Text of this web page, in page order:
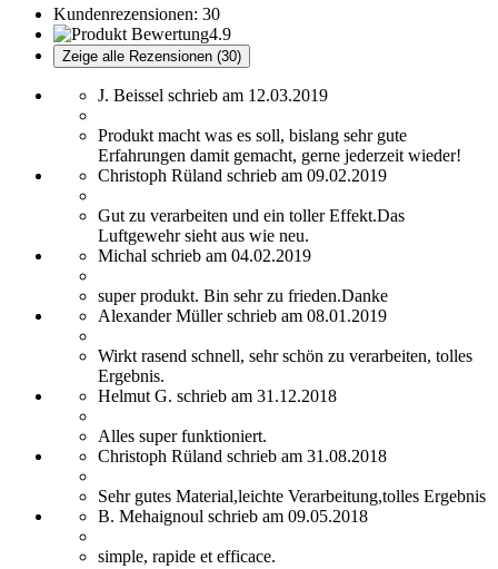
Kundenrezensionen: 30
4.9
Zeige alle Rezensionen (30)
J. Beissel schrieb am 12.03.2019
Produkt macht was es soll, bislang sehr gute
Erfahrungen damit gemacht, gerne jederzeit wieder!
Christoph Rüland schrieb am 09.02.2019
Gut zu verarbeiten und ein toller Effekt.Das
Luftgewehr sieht aus wie neu.
Michal schrieb am 04.02.2019
super produkt. Bin sehr zu frieden.Danke
Alexander Müller schrieb am 08.01.2019
Wirkt rasend schnell, sehr schön zu verarbeiten, tolles
Ergebnis.
Helmut G. schrieb am 31.12.2018
Alles super funktioniert.
Christoph Rüland schrieb am 31.08.2018
Sehr gutes Material,leichte Verarbeitung,tolles Ergebnis
B. Mehaignoul schrieb am 09.05.2018
simple, rapide et efficace.